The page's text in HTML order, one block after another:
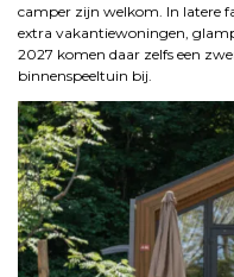
camper zijn welkom. In latere
extra vakantiewoningen,
2027 komen daar zelfs een
binnenspeeltuin bij.